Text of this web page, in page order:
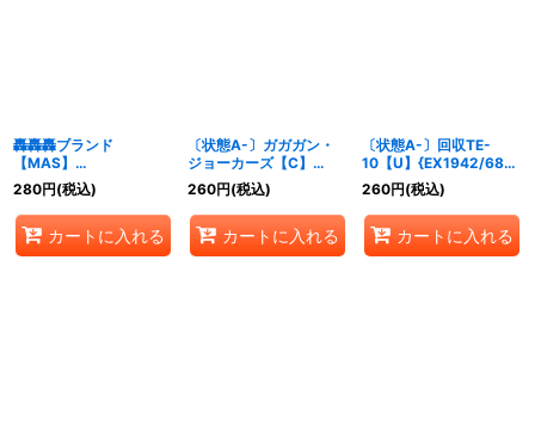
轟轟轟ブランド
【MAS】
{EX19M36/M40}
《火》
280円(税込)
カートに入れる
〔状態A-〕ガガガン・
ジョーカーズ【C】
{EX1967/68}《自然》
260円(税込)
カートに入れる
〔状態A-〕回収TE-
10【U】{EX1942/68}
《水》
260円(税込)
カートに入れる